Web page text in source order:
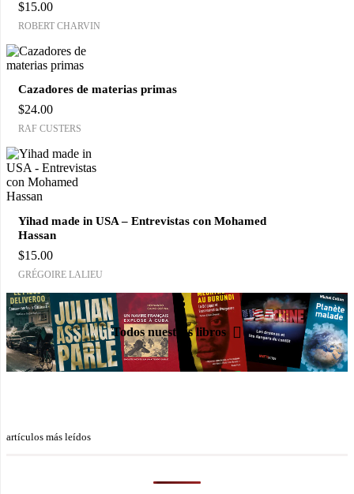
$15.00
ROBERT CHARVIN
Cazadores de materias primas
$24.00
RAF CUSTERS
Yihad made in USA – Entrevistas con Mohamed
Hassan
$15.00
GRÉGOIRE LALIEU
Todos nuestros libros
artículos más leídos